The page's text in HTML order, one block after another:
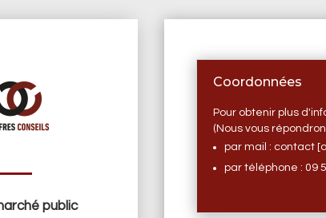
public
Coordonnées
Pour obtenir plus
(Nous vous
par mail : contact
par téléphone : 09